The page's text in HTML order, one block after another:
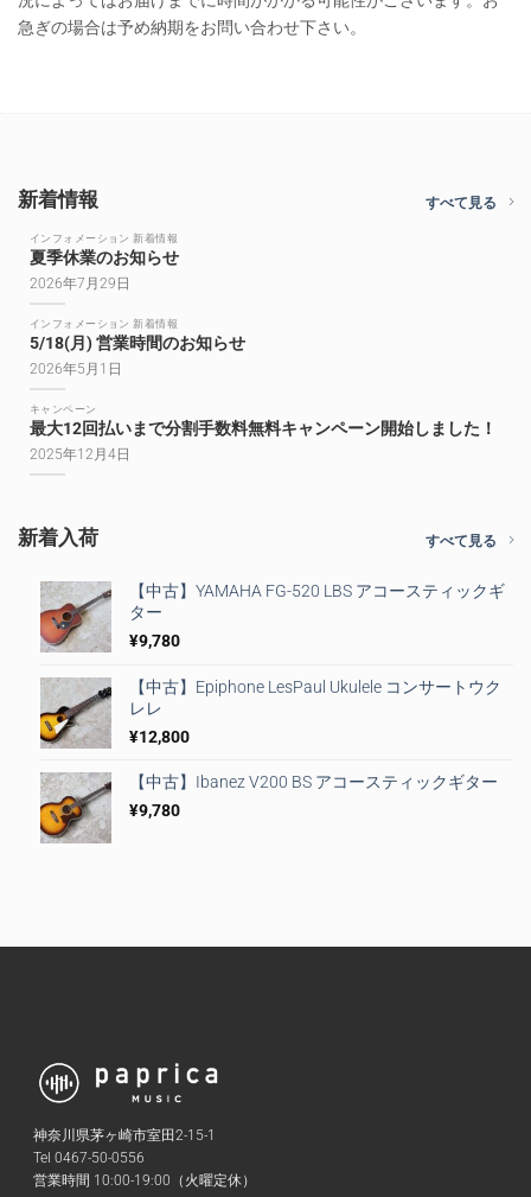
急ぎの場合は予め納期をお問い合わせ下さい。
新着情報 すべて見る
インフォメーション 新着情報
夏季休業のお知らせ
2026年7月29日
インフォメーション 新着情報
5/18(月) 営業時間のお知らせ
2026年5月1日
キャンペーン
最大12回払いまで分割手数料無料キャンペーン開始しました！
2025年12月4日
新着入荷 すべて見る
【中古】YAMAHA FG-520 LBS アコースティックギ
ター
¥9,780
【中古】Epiphone LesPaul Ukulele コンサートウク
レレ
¥12,800
【中古】Ibanez V200 BS アコースティックギター
¥9,780
神奈川県茅ヶ崎市室田2-15-1
Tel 0467-50-0556
営業時間 10:00-19:00（火曜定休）